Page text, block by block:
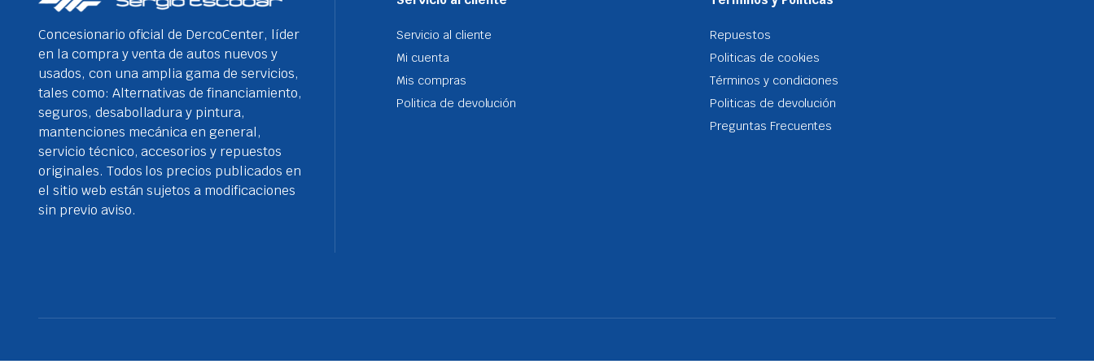
Concesionario oficial de DercoCenter, líder
en la compra y venta de autos nuevos y
usados, con una amplia gama de servicios,
tales como: Alternativas de financiamiento,
seguros, desabolladura y pintura,
mantenciones mecánica en general,
servicio técnico, accesorios y repuestos
originales. Todos los precios publicados en
el sitio web están sujetos a modificaciones
sin previo aviso.
Servicio al cliente
Mi cuenta
Mis compras
Politica de devolución
Repuestos
Politicas de cookies
Términos y condiciones
Politicas de devolución
Preguntas Frecuentes